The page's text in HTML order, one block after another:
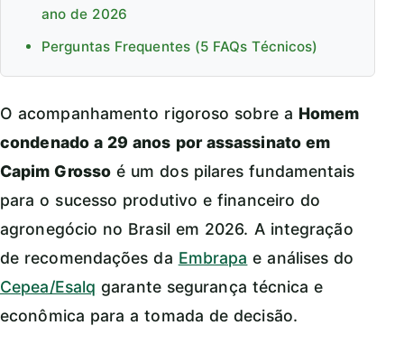
ano de 2026
Perguntas Frequentes (5 FAQs Técnicos)
O acompanhamento rigoroso sobre a Homem
condenado a 29 anos por assassinato em
Capim Grosso é um dos pilares fundamentais
para o sucesso produtivo e financeiro do
agronegócio no Brasil em 2026. A integração
de recomendações da Embrapa e análises do
Cepea/Esalq garante segurança técnica e
econômica para a tomada de decisão.